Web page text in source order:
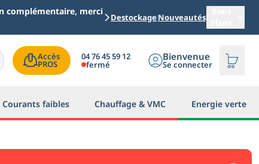
complémentaire, merci
DestockageNouveautés
Accès
PROS
04 76 45 59 12
fermé
Bienvenue
Se connecter
Courants faibles Chauffage & VMC Energie verte